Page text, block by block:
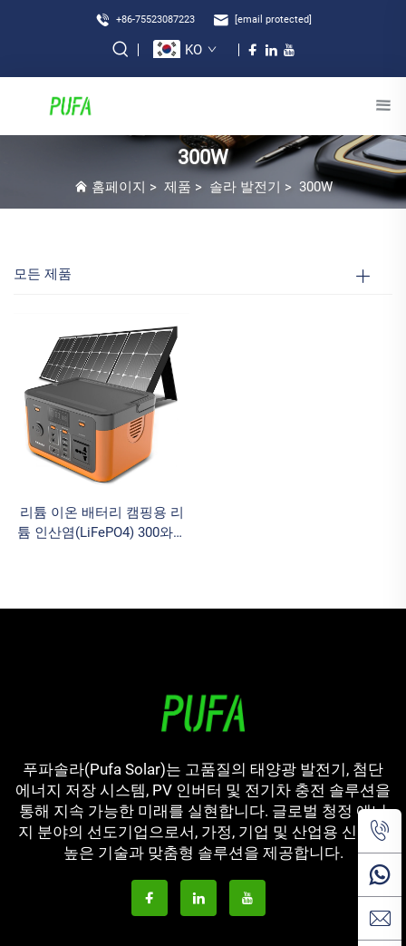
+86-75523087223 [email protected]
KO
300W
홈페이지 > 제품 > 솔라 발전기 > 300W
모든 제품
리튬 이온 배터리 캠핑용 리
튬 인산염(LiFePO4) 300와트
푸파솔라(Pufa Solar)는 고품질의 태양광 발전기, 첨단
에너지 저장 시스템, PV 인버터 및 전기차 충전 솔루션을
통해 지속 가능한 미래를 실현합니다. 글로벌 청정 에너
지 분야의 선도기업으로서, 가정, 기업 및 산업용 신뢰성
높은 기술과 맞춤형 솔루션을 제공합니다.